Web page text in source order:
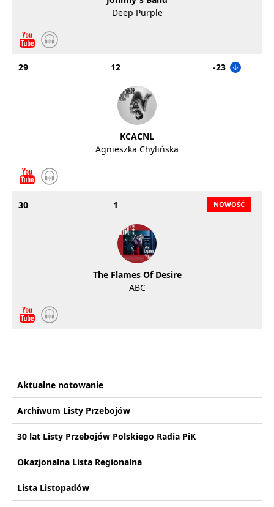
Deep Purple
29 12 -23
KCACNL
Agnieszka Chylińska
30 1
The Flames Of Desire
ABC
Aktualne notowanie
Archiwum Listy Przebojów
30 lat Listy Przebojów Polskiego Radia PiK
Okazjonalna Lista Regionalna
Lista Listopadów